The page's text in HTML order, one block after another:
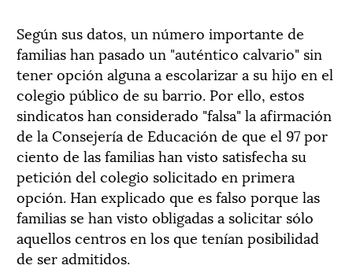
Según sus datos, un número importante de
familias han pasado un "auténtico calvario" sin
tener opción alguna a escolarizar a su hijo en el
colegio público de su barrio. Por ello, estos
sindicatos han considerado "falsa" la afirmación
de la Consejería de Educación de que el 97 por
ciento de las familias han visto satisfecha su
petición del colegio solicitado en primera
opción. Han explicado que es falso porque las
familias se han visto obligadas a solicitar sólo
aquellos centros en los que tenían posibilidad
de ser admitidos.